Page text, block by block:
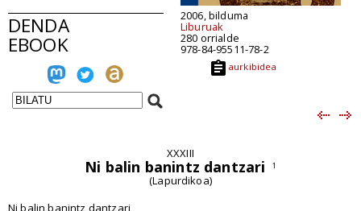
DENDA
EBOOK
2006, bilduma
Liburuak
280 orrialde
978-84-95511-78-2
aurkibidea
XXXIII
Ni balin banintz dantzari 1
(Lapurdikoa)